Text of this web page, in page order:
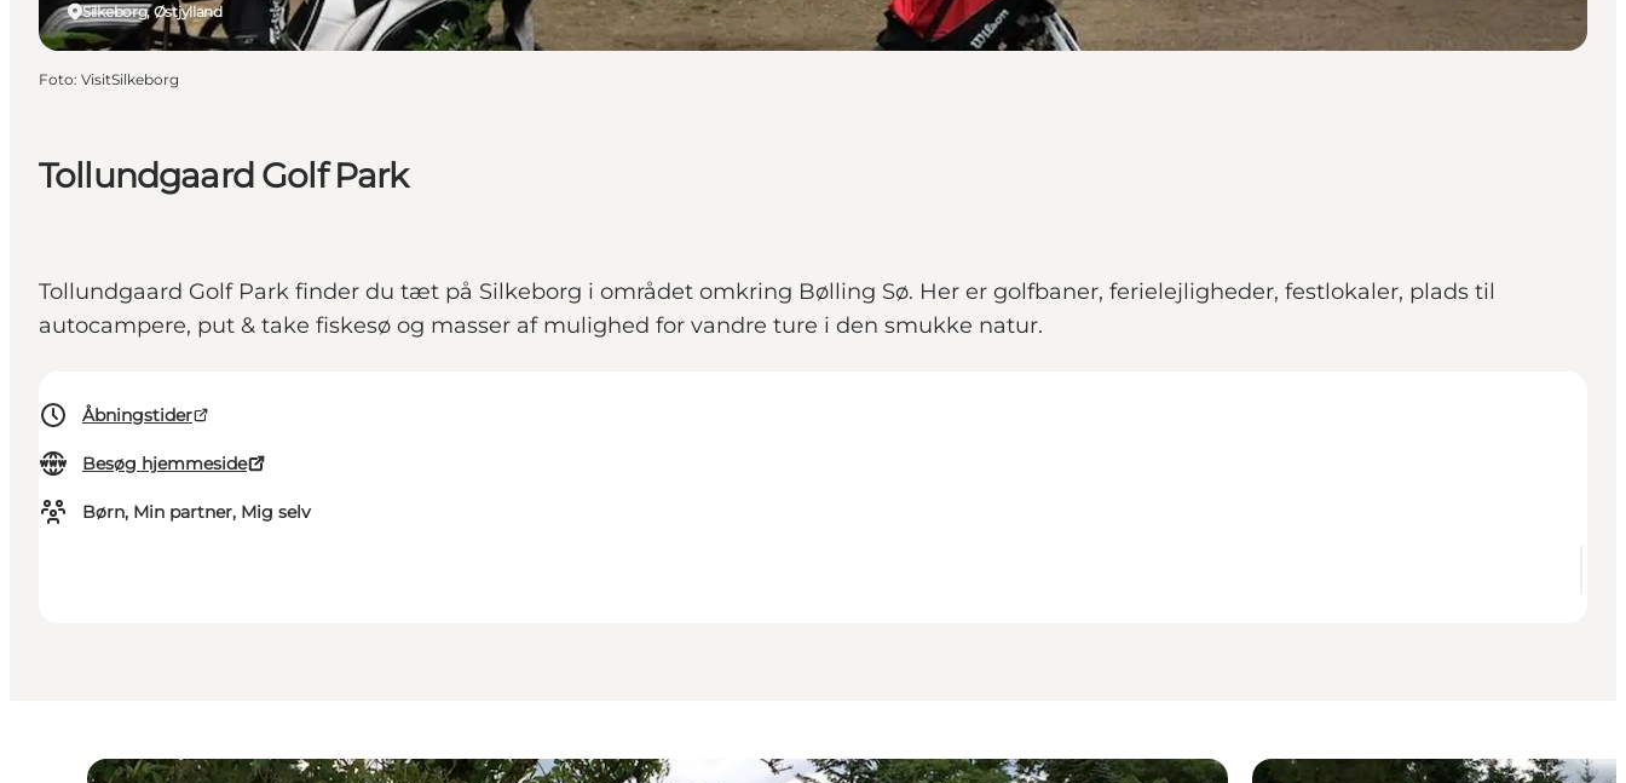
Tollundgaard Golf Park
Tollundgaard Golf Park finder du tæt på Silkeborg i området omkring Bølling Sø. Her er golfbaner, ferielejligheder, festlokaler, plads til
autocampere, put & take fiskesø og masser af mulighed for vandre ture i den smukke natur.
Åbningstider
Besøg hjemmeside
Børn, Min partner, Mig selv
Silkeborg, Østjylland
Foto: VisitSilkeborg